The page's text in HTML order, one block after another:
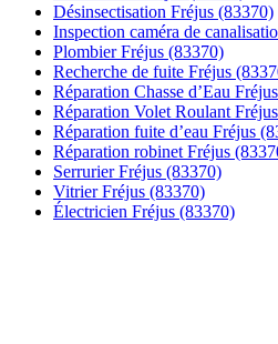
Désinsectisation Fréjus (83370)
Inspection caméra de
Plombier Fréjus (83370)
Recherche de fuite Fréjus
Réparation Chasse d’Eau
Réparation Volet Roulant
Réparation fuite d’eau Fréjus
Réparation robinet Fréjus
Serrurier Fréjus (83370)
Vitrier Fréjus (83370)
Électricien Fréjus (83370)